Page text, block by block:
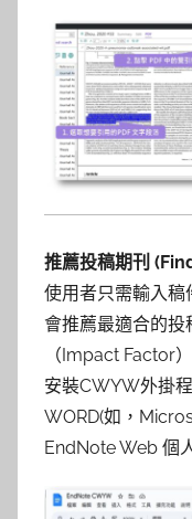
推薦投稿期刊
使用者只需輸入稿
會推薦最適合的投
（Impact Factor
安裝CWYW外掛
WORD(如，
EndNote Web 個